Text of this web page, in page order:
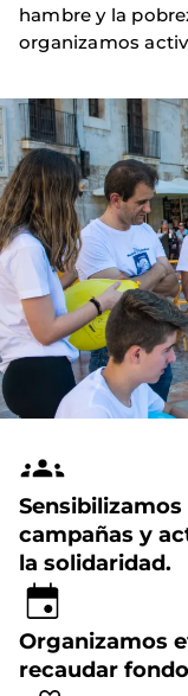
hambre y la
organizamos
campañas y
la solidaridad.
Organizamos
recaudar